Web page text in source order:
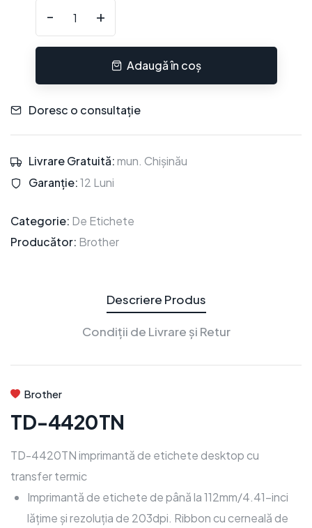
- +
Adaugă în coș
Doresc o consultație
Livrare Gratuită:mun. Chișinău
Garanție:12 Luni
Categorie: De Etichete
Producător: Brother
Descriere Produs
Condiții de Livrare și Retur
Brother
TD-4420TN
TD-4420TN imprimantă de etichete desktop cu
transfer termic
Imprimantă de etichete de până la 112mm/4.41-inci
lățime și rezoluția de 203dpi. Ribbon cu cerneală de